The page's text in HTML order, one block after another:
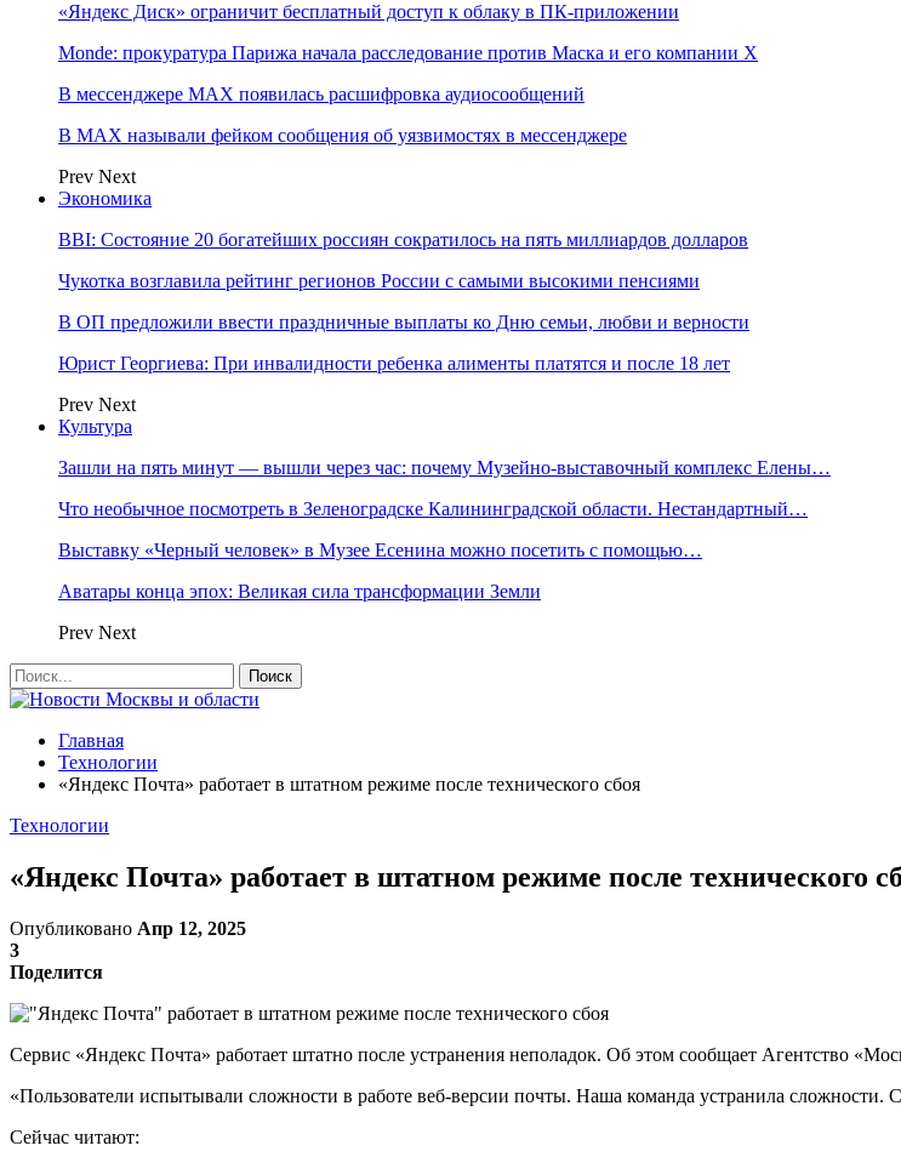
«Яндекс Диск» ограничит бесплатный доступ к облаку в ПК-приложении
Monde: прокуратура Парижа начала расследование против Маска и его компании X
В мессенджере MAX появилась расшифровка аудиосообщений
В МAX называли фейком сообщения об уязвимостях в мессенджере
Prev Next
Экономика
BBI: Состояние 20 богатейших россиян сократилось на пять миллиардов долларов
Чукотка возглавила рейтинг регионов России с самыми высокими пенсиями
В ОП предложили ввести праздничные выплаты ко Дню семьи, любви и верности
Юрист Георгиева: При инвалидности ребенка алименты платятся и после 18 лет
Prev Next
Культура
Зашли на пять минут — вышли через час: почему Музейно-выставочный комплекс Елены…
Что необычное посмотреть в Зеленоградске Калининградской области. Нестандартный…
Выставку «Черный человек» в Музее Есенина можно посетить с помощью…
Аватары конца эпох: Великая сила трансформации Земли
Prev Next
Главная
Технологии
«Яндекс Почта» работает в штатном режиме после технического сбоя
Технологии
«Яндекс Почта» работает в штатном режиме после технического
Опубликовано Апр 12, 2025
3
Поделится
Сервис «Яндекс Почта» работает штатно после устранения неполадок. Об этом сообщает Агентство
«Пользователи испытывали сложности в работе веб-версии почты. Наша команда устранила сложности.
Сейчас читают: